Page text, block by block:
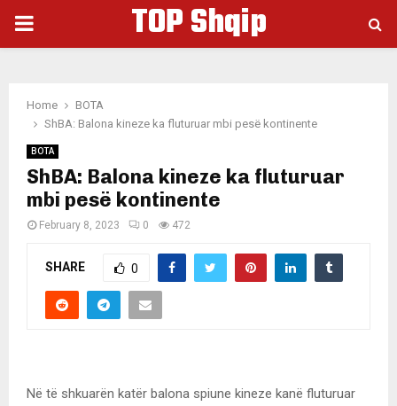
PRIMARY
TOP Shqip
Home
BOTA
ShBA: Balona kineze ka fluturuar mbi pesë kontinente
BOTA
ShBA: Balona kineze ka fluturuar
mbi pesë kontinente
February 8, 2023 0 472
SHARE 0
Në të shkuarën katër balona spiune kineze kanë fluturuar